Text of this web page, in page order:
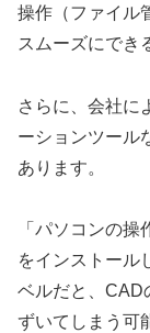
操作（ファイル
スムーズにでき
さらに、会社に
ーションツール
あります。
「パソコンの
をインストール
ベルだと、CAD
ずいてしまう可